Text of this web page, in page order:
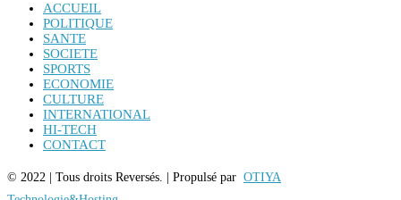
ACCUEIL
POLITIQUE
SANTE
SOCIETE
SPORTS
ECONOMIE
CULTURE
INTERNATIONAL
HI-TECH
CONTACT
© 2022 | Tous droits Reversés. | Propulsé par OTIYA